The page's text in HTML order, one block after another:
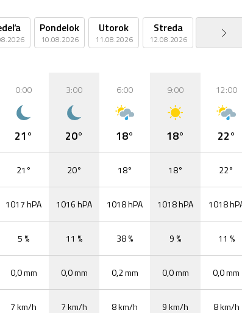
Pondelok
10.08.2026
Utorok
11.08.2026
Streda
12.08.2026
Štvrtok
13.08.2026
0:00
21°
21°
1017 hPA
5 %
0,0 mm
7 km/h
3:00
20°
20°
1016 hPA
11 %
0,0 mm
7 km/h
6:00
18°
18°
1018 hPA
38 %
0,2 mm
8 km/h
9:00
18°
18°
1018 hPA
9 %
0,0 mm
9 km/h
12:00
22°
22°
1018
11 %
0,0 mm
8 km/h